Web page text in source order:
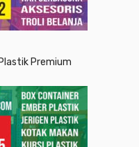
Premium